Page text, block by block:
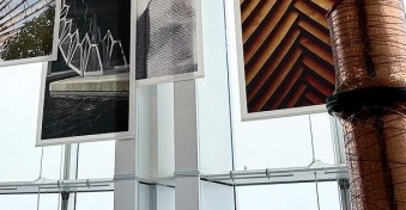
樹木診断
土壌調査
ケミカルコントロール
根系試掘調査